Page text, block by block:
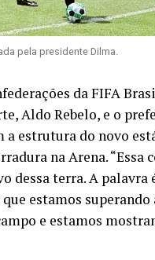
pela presidente Dilma.
da FIFA
Aldo Rebelo, e o
a estrutura do novo
na Arena. “Essa
dessa terra. A
estamos
e estamos